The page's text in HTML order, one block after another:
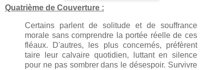
Quatrième de Couverture :
Certains parlent de solitude et de souffrance
morale sans comprendre la portée réelle de ces
fléaux. D'autres, les plus concernés, préfèrent
taire leur calvaire quotidien, luttant en silence
pour ne pas sombrer dans le désespoir. Survivre